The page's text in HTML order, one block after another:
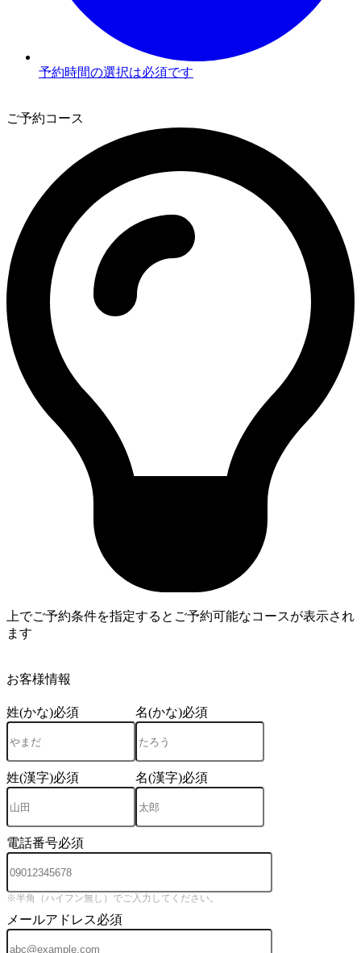
予約時間の選択は必須です
ご予約コース
上でご予約条件を指定するとご予約可能なコースが表示され
ます
お客様情報
姓(かな)必須 名(かな)必須
姓(漢字)必須 名(漢字)必須
電話番号必須
※半角（ハイフン無し）でご入力してください。
メールアドレス必須